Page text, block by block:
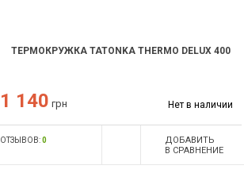
ТЕРМОКРУЖКА TATONKA THERMO DELUX 400
1 140 грн Нет в наличии
ОТЗЫВОВ:0
ДОБАВИТЬ
В СРАВНЕНИЕ